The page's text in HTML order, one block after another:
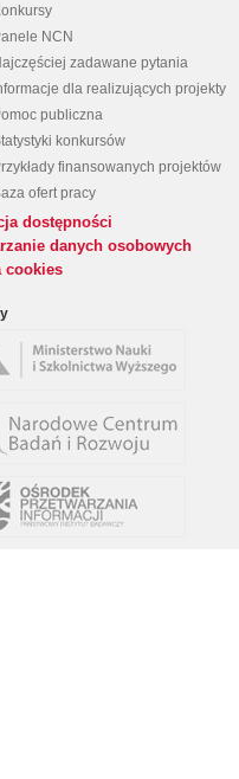
NCN
zadawane pytania
dla realizujących projekty
publiczna
konkursów
finansowanych projektów
ofert pracy
dostępności
danych osobowych
cookies